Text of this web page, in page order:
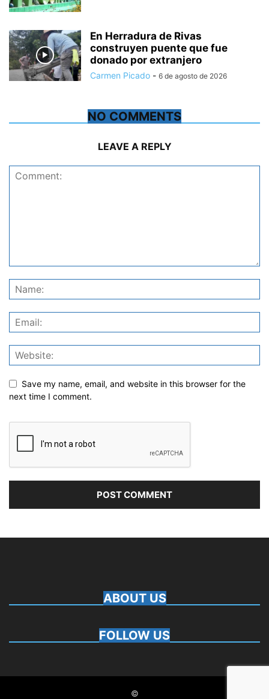
En Herradura de Rivas
construyen puente que fue
donado por extranjero
Carmen Picado - 6 de agosto de 2026
NO COMMENTS
LEAVE A REPLY
Save my name, email, and website in this browser for the
next time I comment.
ABOUT US
FOLLOW US
©